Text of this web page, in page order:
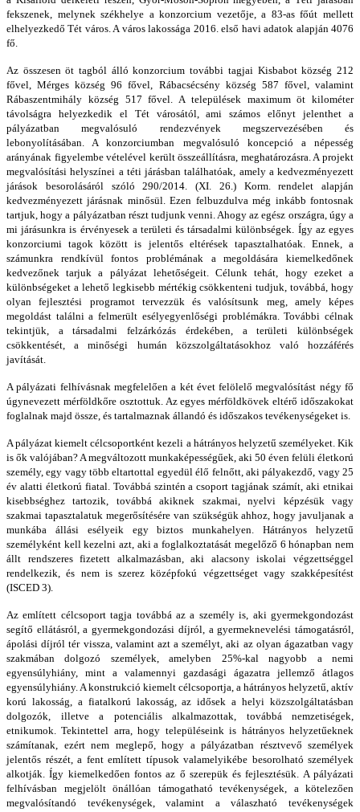
fekszenek, melynek székhelye a konzorcium vezetője, a 83-as főút mellett
elhelyezkedő Tét város. A város lakossága 2016. első havi adatok alapján 4076
fő.
Az összesen öt tagból álló konzorcium további tagjai Kisbabot község 212
fővel, Mérges község 96 fővel, Rábacsécsény község 587 fővel, valamint
Rábaszentmihály község 517 fővel. A települések maximum öt kilométer
távolságra helyezkedik el Tét városától, ami számos előnyt jelenthet a
pályázatban megvalósuló rendezvények megszervezésében és
lebonyolításában. A konzorciumban megvalósuló koncepció a népesség
arányának figyelembe vételével került összeállításra, meghatározásra. A projekt
megvalósítási helyszínei a téti járásban találhatóak, amely a kedvezményezett
járások besorolásáról szóló 290/2014. (XI. 26.) Korm. rendelet alapján
kedvezményezett járásnak minősül. Ezen felbuzdulva még inkább fontosnak
tartjuk, hogy a pályázatban részt tudjunk venni. Ahogy az egész országra, úgy a
mi járásunkra is érvényesek a területi és társadalmi különbségek. Így az egyes
konzorciumi tagok között is jelentős eltérések tapasztalhatóak. Ennek, a
számunkra rendkívül fontos problémának a megoldására kiemelkedőnek
kedvezőnek tarjuk a pályázat lehetőségeit. Célunk tehát, hogy ezeket a
különbségeket a lehető legkisebb mértékig csökkenteni tudjuk, továbbá, hogy
olyan fejlesztési programot tervezzük és valósítsunk meg, amely képes
megoldást találni a felmerült esélyegyenlőségi problémákra. További célnak
tekintjük, a társadalmi felzárkózás érdekében, a területi különbségek
csökkentését, a minőségi humán közszolgáltatásokhoz való hozzáférés
javítását.
A pályázati felhívásnak megfelelően a két évet felölelő megvalósítást négy fő
úgynevezett mérföldkőre osztottuk. Az egyes mérföldkövek eltérő időszakokat
foglalnak majd össze, és tartalmaznak állandó és időszakos tevékenységeket is.
A pályázat kiemelt célcsoportként kezeli a hátrányos helyzetű személyeket. Kik
is ők valójában? A megváltozott munkaképességűek, aki 50 éven felüli életkorú
személy, egy vagy több eltartottal egyedül élő felnőtt, aki pályakezdő, vagy 25
év alatti életkorú fiatal. Továbbá szintén a csoport tagjának számít, aki etnikai
kisebbséghez tartozik, továbbá akiknek szakmai, nyelvi képzésük vagy
szakmai tapasztalatuk megerősítésére van szükségük ahhoz, hogy javuljanak a
munkába állási esélyeik egy biztos munkahelyen. Hátrányos helyzetű
személyként kell kezelni azt, aki a foglalkoztatását megelőző 6 hónapban nem
állt rendszeres fizetett alkalmazásban, aki alacsony iskolai végzettséggel
rendelkezik, és nem is szerez középfokú végzettséget vagy szakképesítést
(ISCED 3).
Az említett célcsoport tagja továbbá az a személy is, aki gyermekgondozást
segítő ellátásról, a gyermekgondozási díjról, a gyermeknevelési támogatásról,
ápolási díjról tér vissza, valamint azt a személyt, aki az olyan ágazatban vagy
szakmában dolgozó személyek, amelyben 25%-kal nagyobb a nemi
egyensúlyhiány, mint a valamennyi gazdasági ágazatra jellemző átlagos
egyensúlyhiány. A konstrukció kiemelt célcsoportja, a hátrányos helyzetű, aktív
korú lakosság, a fiatalkorú lakosság, az idősek a helyi közszolgáltatásban
dolgozók, illetve a potenciális alkalmazottak, továbbá nemzetiségek,
etnikumok. Tekintettel arra, hogy településeink is hátrányos helyzetűeknek
számítanak, ezért nem meglepő, hogy a pályázatban résztvevő személyek
jelentős részét, a fent említett típusok valamelyikébe besorolható személyek
alkotják. Így kiemelkedően fontos az ő szerepük és fejlesztésük. A pályázati
felhívásban megjelölt önállóan támogatható tevékenységek, a kötelezően
megvalósítandó tevékenységek, valamint a válaszható tevékenységek